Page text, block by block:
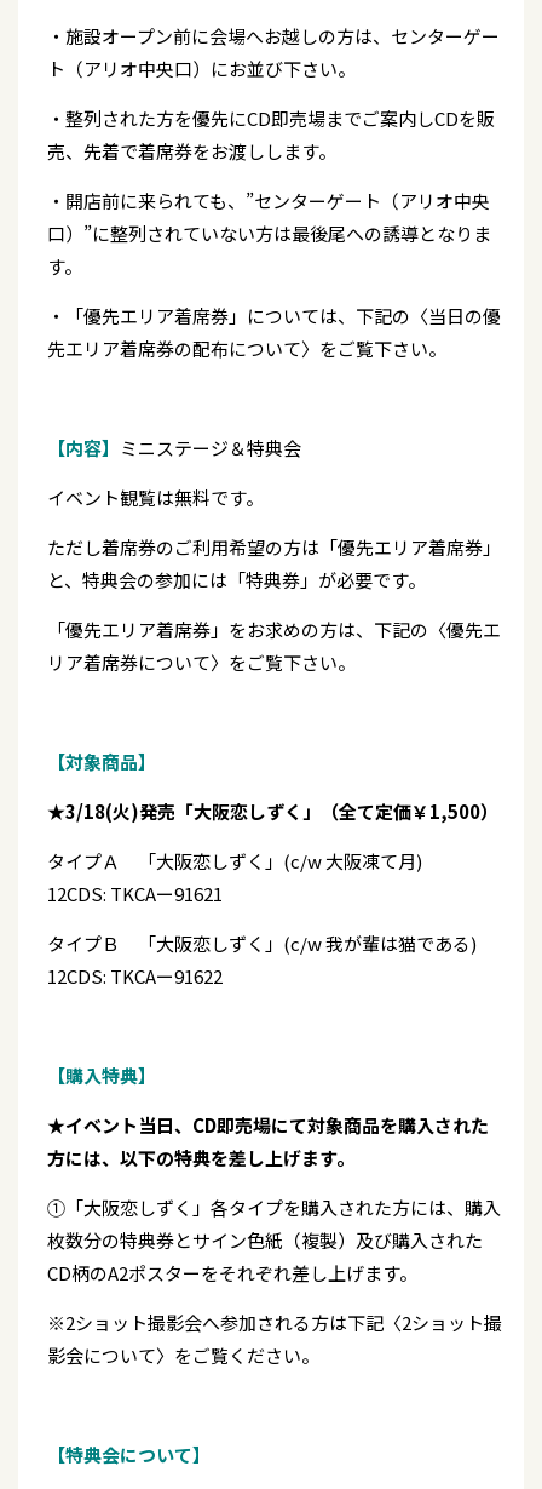
・施設オープン前に会場へお越しの方は、センターゲー
ト（アリオ中央口）にお並び下さい。
・整列された方を優先にCD即売場までご案内しCDを販
売、先着で着席券をお渡しします。
・開店前に来られても、”センターゲート（アリオ中央
口）”に整列されていない方は最後尾への誘導となりま
す。
・「優先エリア着席券」については、下記の〈当日の優
先エリア着席券の配布について〉をご覧下さい。
【内容】 ミニステージ＆特典会
イベント観覧は無料です。
ただし着席券のご利用希望の方は「優先エリア着席券」
と、特典会の参加には「特典券」が必要です。
「優先エリア着席券」をお求めの方は、下記の〈優先エ
リア着席券について〉をご覧下さい。
【対象商品】
★3/18(火)発売「大阪恋しずく」（全て定価￥1,500）
タイプＡ 「大阪恋しずく」(c/w 大阪凍て月)
12CDS: TKCAー91621
タイプＢ 「大阪恋しずく」(c/w 我が輩は猫である)
12CDS: TKCAー91622
【購入特典】
★イベント当日、CD即売場にて対象商品を購入された
方には、以下の特典を差し上げます。
①「大阪恋しずく」各タイプを購入された方には、購入
枚数分の特典券とサイン色紙（複製）及び購入された
CD柄のA2ポスターをそれぞれ差し上げます。
※2ショット撮影会へ参加される方は下記〈2ショット撮
影会について〉をご覧ください。
【特典会について】